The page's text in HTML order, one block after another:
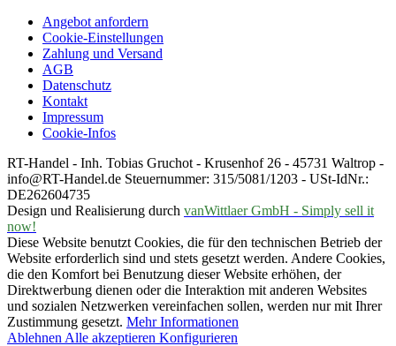
Angebot anfordern
Cookie-Einstellungen
Zahlung und Versand
AGB
Datenschutz
Kontakt
Impressum
Cookie-Infos
RT-Handel - Inh. Tobias Gruchot - Krusenhof 26 - 45731 Waltrop -
info@RT-Handel.de Steuernummer: 315/5081/1203 - USt-IdNr.:
DE262604735
Design und Realisierung durch vanWittlaer GmbH - Simply sell it
now!
Diese Website benutzt Cookies, die für den technischen Betrieb der
Website erforderlich sind und stets gesetzt werden. Andere Cookies,
die den Komfort bei Benutzung dieser Website erhöhen, der
Direktwerbung dienen oder die Interaktion mit anderen Websites
und sozialen Netzwerken vereinfachen sollen, werden nur mit Ihrer
Zustimmung gesetzt. Mehr Informationen
Ablehnen Alle akzeptieren Konfigurieren